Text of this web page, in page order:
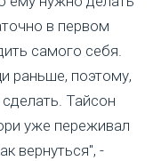
в первом
самого себя.
раньше, поэтому,
Тайсон
уже переживал
вернуться", -